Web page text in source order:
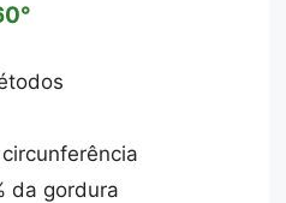
da gordura